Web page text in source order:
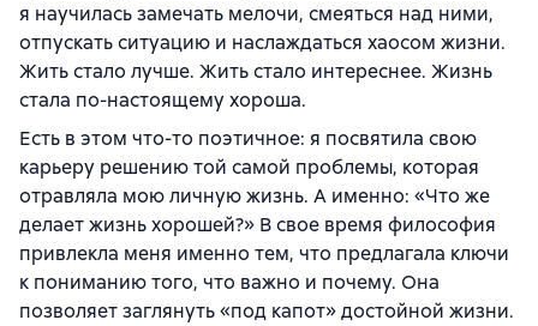
я научилась замечать мелочи, смеяться над ними,
отпускать ситуацию и наслаждаться хаосом жизни.
Жить стало лучше. Жить стало интереснее. Жизнь
стала по-настоящему хороша.
Есть в этом что-то поэтичное: я посвятила свою
карьеру решению той самой проблемы, которая
отравляла мою личную жизнь. А именно: «Что же
делает жизнь хорошей?» В свое время философия
привлекла меня именно тем, что предлагала ключи
к пониманию того, что важно и почему. Она
позволяет заглянуть «под капот» достойной жизни.